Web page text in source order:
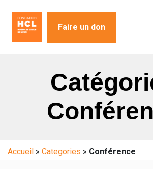
Faire un don
Accueil » Categories » Conférence